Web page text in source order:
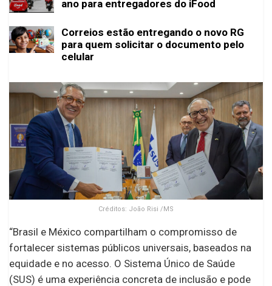
ano para entregadores do iFood
Correios estão entregando o novo RG
para quem solicitar o documento pelo
celular
Créditos: João Risi /MS
“Brasil e México compartilham o compromisso de
fortalecer sistemas públicos universais, baseados na
equidade e no acesso. O Sistema Único de Saúde
(SUS) é uma experiência concreta de inclusão e pode